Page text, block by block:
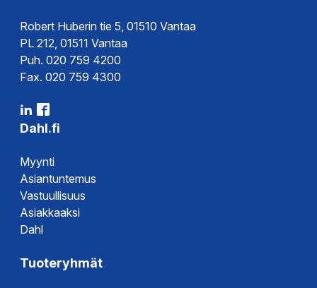
Robert Huberin tie 5, 01510 Vantaa
PL 212, 01511 Vantaa
Puh. 020 759 4200
Fax. 020 759 4300
Dahl.fi
Myynti
Asiantuntemus
Vastuullisuus
Asiakkaaksi
Dahl
Tuoteryhmät